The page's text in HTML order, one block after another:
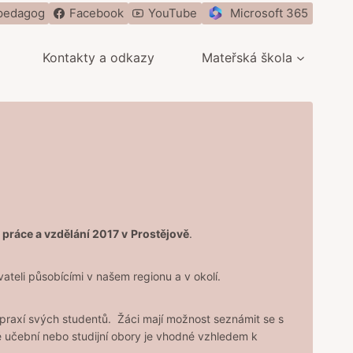
Facebook YouTube Microsoft 365
Kontakty a odkazy Mateřská škola
práce a vzdělání 2017 v Prostějově.
působícími v našem regionu a v okolí.
svých studentů. Žáci mají možnost seznámit se s
nebo studijní obory je vhodné vzhledem k